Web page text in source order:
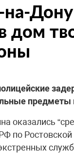
на-
дом
оказались
по